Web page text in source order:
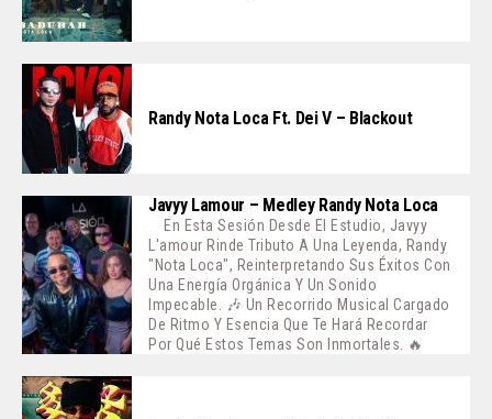
Randy Nota Loca Ft. Dei V – Blackout
Javyy Lamour – Medley Randy Nota Loca
En Esta Sesión Desde El Estudio, Javyy
L'amour Rinde Tributo A Una Leyenda, Randy
"Nota Loca", Reinterpretando Sus Éxitos Con
Una Energía Orgánica Y Un Sonido
Impecable. 🎶 Un Recorrido Musical Cargado
De Ritmo Y Esencia Que Te Hará Recordar
Por Qué Estos Temas Son Inmortales. 🔥